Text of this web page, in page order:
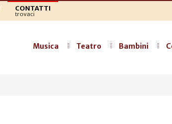
CONTATTI
trovaci
Musica Teatro Bambini